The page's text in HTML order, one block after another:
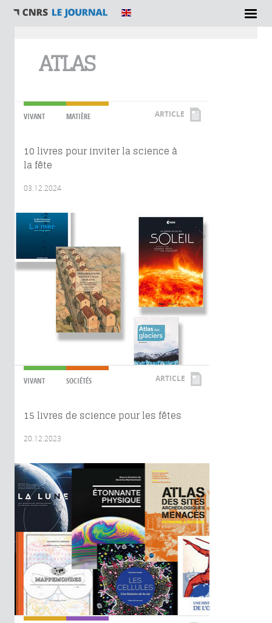
ATLAS
VIVANT MATIÈRE ARTICLE
10 livres pour inviter la science à
la fête
03.12.2024
VIVANT SOCIÉTÉS ARTICLE
15 livres de science pour les fêtes
20.12.2023